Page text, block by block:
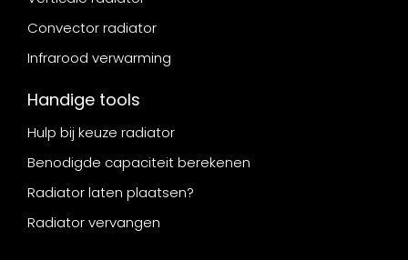
Convector radiator
Infrarood verwarming
Handige tools
Hulp bij keuze radiator
Benodigde capaciteit berekenen
Radiator laten plaatsen?
Radiator vervangen